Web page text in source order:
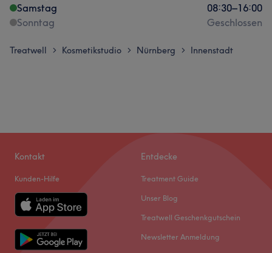
Samstag
08:30–16:00
Sonntag
Geschlossen
Treatwell > Kosmetikstudio > Nürnberg > Innenstadt
Kontakt
Kunden-Hilfe
Entdecke
Treatment Guide
Unser Blog
Treatwell Geschenkgutschein
Newsletter Anmeldung